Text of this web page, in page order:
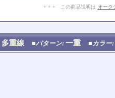
+ + + この商品説明は オーク
多重線 ■パターン: 一重 ■カラー: